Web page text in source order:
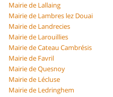
Mairie de Lallaing
Mairie de Lambres lez Douai
Mairie de Landrecies
Mairie de Larouillies
Mairie de Cateau Cambrésis
Mairie de Favril
Mairie de Quesnoy
Mairie de Lécluse
Mairie de Ledringhem